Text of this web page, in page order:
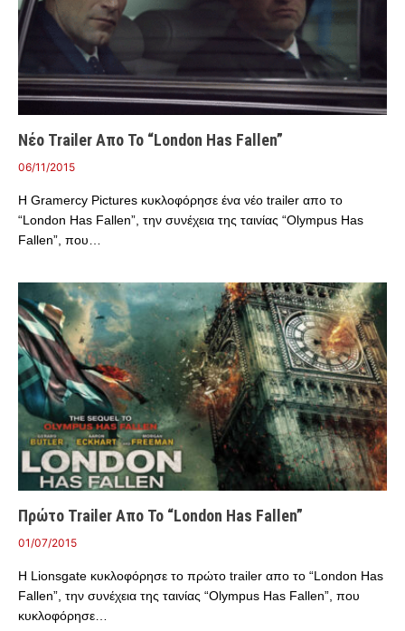
Νέο Trailer Απο Το “London Has Fallen”
06/11/2015
Η Gramercy Pictures κυκλοφόρησε ένα νέο trailer απο το
“London Has Fallen”, την συνέχεια της ταινίας “Olympus Has
Fallen”, που…
Πρώτο Trailer Απο Το “London Has Fallen”
01/07/2015
Η Lionsgate κυκλοφόρησε το πρώτο trailer απο το “London Has
Fallen”, την συνέχεια της ταινίας “Olympus Has Fallen”, που
κυκλοφόρησε…